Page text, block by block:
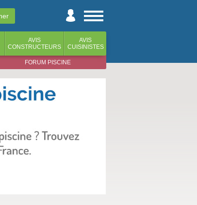
AVIS
CONSTRUCTEURS
AVIS
CUISINISTES
FORUM PISCINE